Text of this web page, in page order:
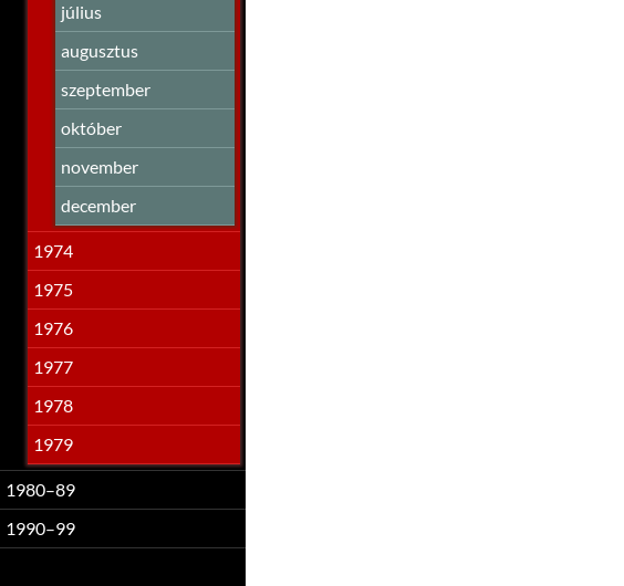
július
augusztus
szeptember
október
november
december
1974
1975
1976
1977
1978
1979
1980–89
1990–99